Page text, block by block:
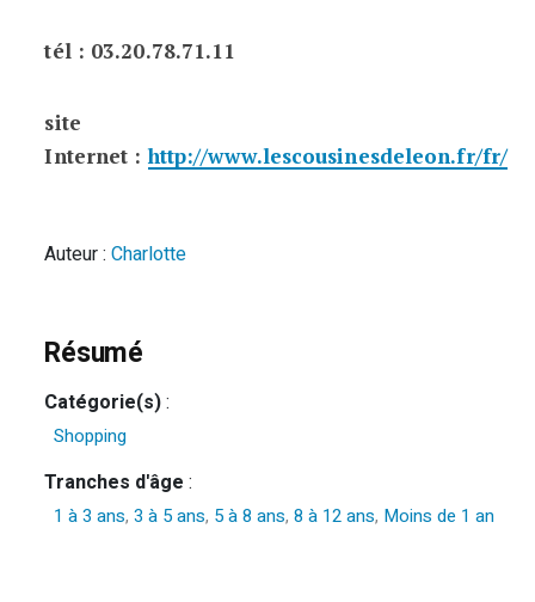
tél : 03.20.78.71.11
site
Internet :http://www.lescousinesdeleon.fr/fr/
Auteur :Charlotte
Résumé
Catégorie(s):
Shopping
Tranches d'âge :
1 à 3 ans,3 à 5 ans, 5 à 8 ans,8 à 12 ans, Moins de 1 an